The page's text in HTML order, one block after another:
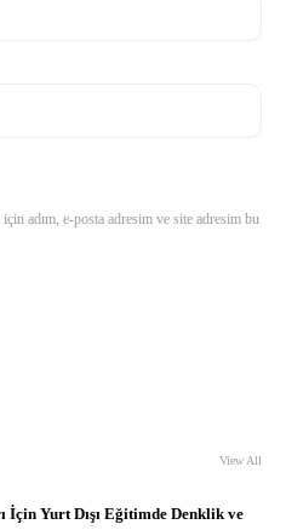
adım, e-posta adresim ve site adresim bu
View All
İçin Yurt Dışı Eğitimde Denklik ve